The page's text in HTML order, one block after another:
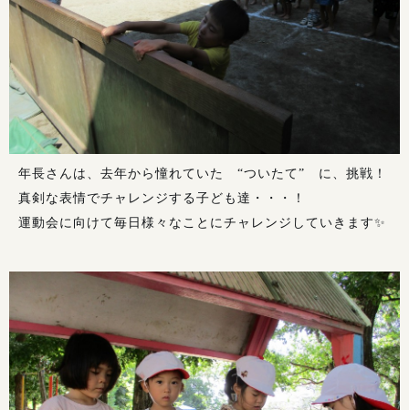
年長さんは、去年から憧れていた “ついたて” に、挑戦！
真剣な表情でチャレンジする子ども達・・・！
運動会に向けて毎日様々なことにチャレンジしていきます✨